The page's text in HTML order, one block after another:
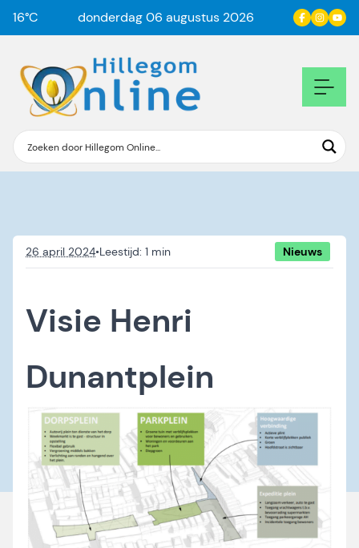
16°C donderdag 06 augustus 2026
26 april 2024• Nieuws
Visie Henri
Dunantplein